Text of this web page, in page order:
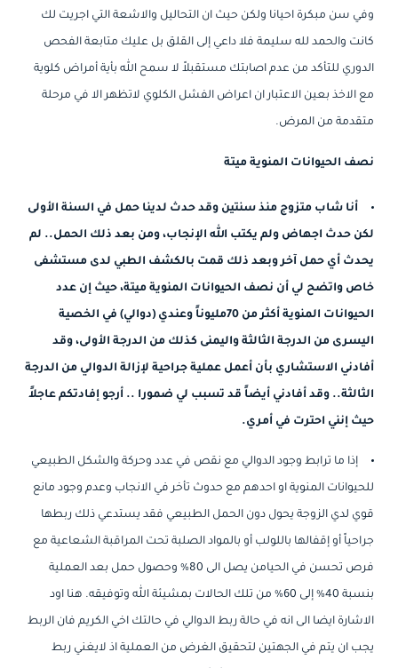
وفي سن مبكرة احيانا ولكن حيث ان التحاليل والاشعة التي اجريت لك
كانت والحمد لله سليمة فلا داعي إلى القلق بل عليك متابعة الفحص
الدوري للتأكد من عدم اصابتك مستقبلاً لا سمح الله بأية أمراض كلوية
مع الاخذ بعين الاعتبار ان اعراض الفشل الكلوي لاتظهر الا في مرحلة
متقدمة من المرض.
نصف الحيوانات المنوية ميتة
أنا شاب متزوج منذ سنتين وقد حدث لدينا حمل في السنة الأولى
لكن حدث اجهاض ولم يكتب الله الإنجاب، ومن بعد ذلك الحمل.. لم
يحدث أي حمل آخر وبعد ذلك قمت بالكشف الطبي لدى مستشفى
خاص واتضح لي أن نصف الحيوانات المنوية ميتة، حيث إن عدد
الحيوانات المنوية أكثر من 70مليوناً وعندي (دوالي) في الخصية
اليسرى من الدرجة الثالثة واليمنى كذلك من الدرجة الأولى، وقد
أفادني الاستشاري بأن أعمل عملية جراحية لإزالة الدوالي من الدرجة
الثالثة.. وقد أفادني أيضاً قد تسبب لي ضمورا .. أرجو إفادتكم عاجلاً
حيث إنني احترت في أمري.
إذا ما ترابط وجود الدوالي مع نقص في عدد وحركة والشكل الطبيعي
للحيوانات المنوية او احدهم مع حدوث تأخر في الانجاب وعدم وجود مانع
قوي لدي الزوجة يحول دون الحمل الطبيعي فقد يستدعي ذلك ربطها
جراحياً أو إقفالها باللولب أو بالمواد الصلبة تحت المراقبة الشعاعية مع
فرص تحسن في الحيامن يصل الى 80% وحصول حمل بعد العملية
بنسبة 40% إلى 60% من تلك الحالات بمشيئة الله وتوفيقه. هنا اود
الاشارة ايضا الى انه في حالة ربط الدوالي في حالتك اخي الكريم فان الربط
يجب ان يتم في الجهتين لتحقيق الغرض من العملية اذ لايغني ربط